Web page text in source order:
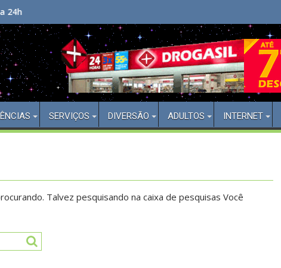
SERVIÇOS DIVERSÃO ADULTOS INTERNET
Talvez pesquisando na caixa de pesquisas Você